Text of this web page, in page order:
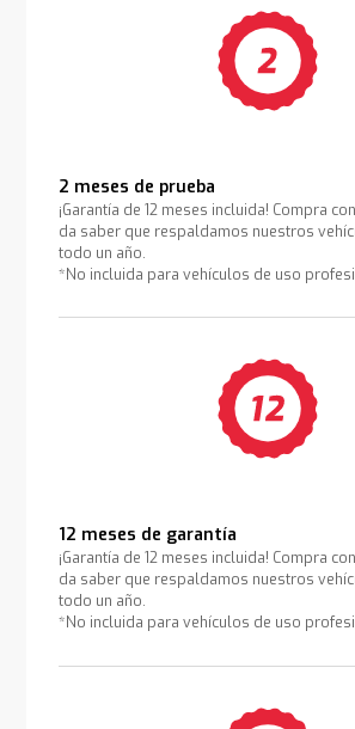
2 meses de prueba
¡Garantía de 12 meses incluida! Compra
da saber que respaldamos nuestros
todo un año.
*No incluida para vehículos de uso
12 meses de garantía
¡Garantía de 12 meses incluida! Compra
da saber que respaldamos nuestros
todo un año.
*No incluida para vehículos de uso